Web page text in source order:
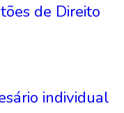
de Direito
individual